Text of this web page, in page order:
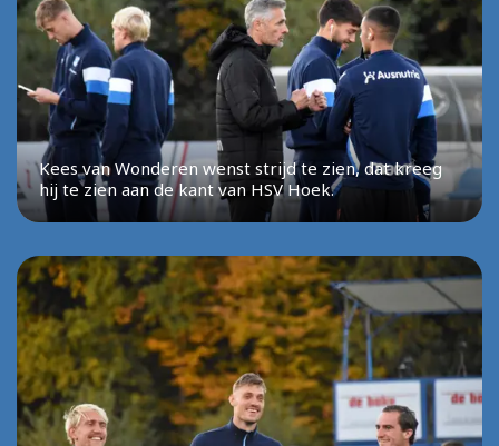
Kees van Wonderen wenst strijd te zien, dat kreeg
hij te zien aan de kant van HSV Hoek.